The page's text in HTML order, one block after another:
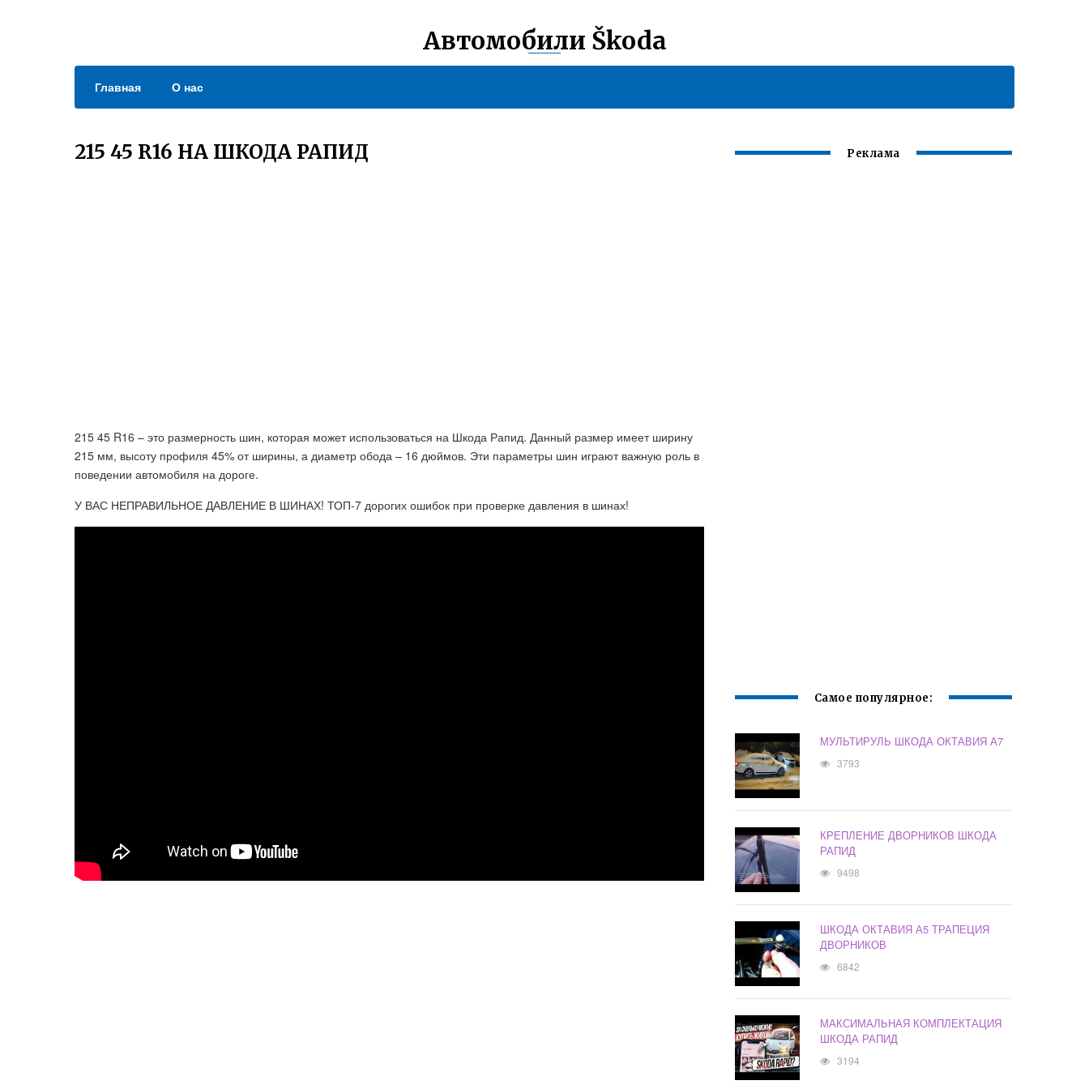
Автомобили Škoda
Главная О нас
215 45 R16 НА ШКОДА РАПИД
215 45 R16 – это размерность шин, которая может использоваться на Шкода Рапид. Данный размер имеет ширину
215 мм, высоту профиля 45% от ширины, а диаметр обода – 16 дюймов. Эти параметры шин играют важную роль в
поведении автомобиля на дороге.
У ВАС НЕПРАВИЛЬНОЕ ДАВЛЕНИЕ В ШИНАХ! ТОП-7 дорогих ошибок при проверке давления в шинах!
Реклама
Самое популярное:
МУЛЬТИРУЛЬ ШКОДА ОКТАВИЯ А7
3793
КРЕПЛЕНИЕ ДВОРНИКОВ ШКОДА
РАПИД
9498
ШКОДА ОКТАВИЯ А5 ТРАПЕЦИЯ
ДВОРНИКОВ
6842
МАКСИМАЛЬНАЯ КОМПЛЕКТАЦИЯ
ШКОДА РАПИД
3194